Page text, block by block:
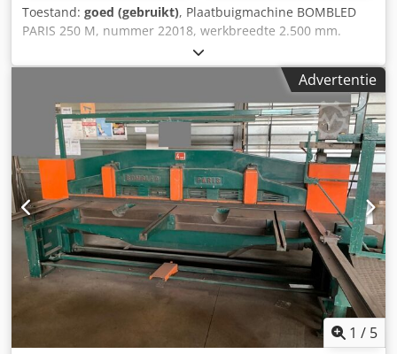
Toestand: goed (gebruikt), Plaatbuigmachine BOMBLED
PARIS 250 M, nummer 22018, werkbreedte 2.500 mm.
Advertentie
1 / 5